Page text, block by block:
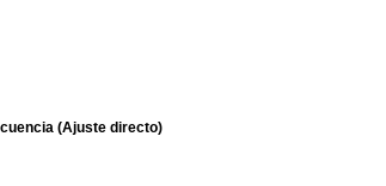
(Ajuste directo)